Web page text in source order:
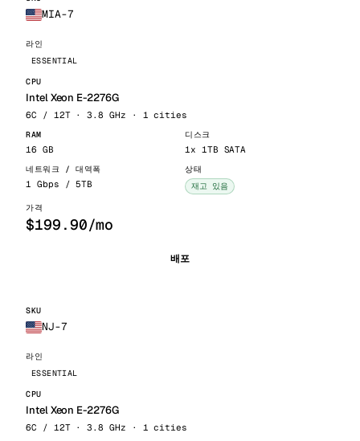
MIA-7
ESSENTIAL
Intel Xeon E-2276G
6C / 12T · 3.8 GHz · 1 cities
16 GB 1x 1TB SATA
1 Gbps / 5TB 재고 있음
$199.90/mo
배포
NJ-7
ESSENTIAL
Intel Xeon E-2276G
6C / 12T · 3.8 GHz · 1 cities